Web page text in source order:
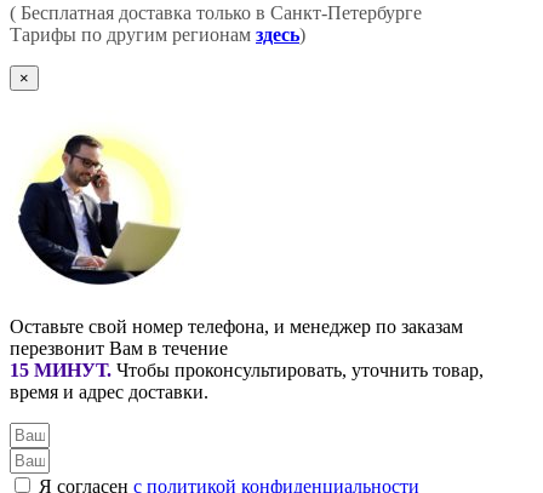
( Бесплатная доставка только в Санкт-Петербурге
Тарифы по другим регионам здесь)
×
Оставьте свой номер телефона, и менеджер по заказам
перезвонит Вам в течение
15 МИНУТ. Чтобы проконсультировать, уточнить товар,
время и адрес доставки.
Я согласен с политикой конфиденциальности